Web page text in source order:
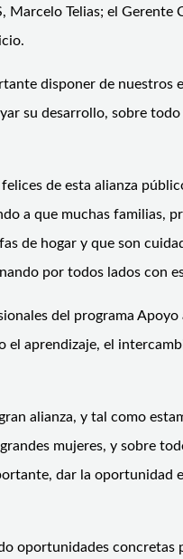
Telias; el
disponer de nuestros
su desarrollo, sobre
de esta alianza
a que muchas familias,
de hogar y que son
por todos lados con
del programa
aprendizaje, el
alianza, y tal como
mujeres, y sobre
dar la oportunidad
oportunidades concretas